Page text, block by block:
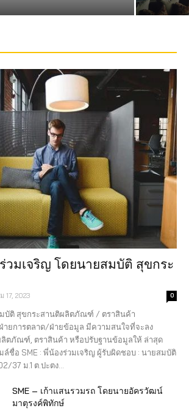
วมเจริญ โดยนายสมบัติ สุขกระ
17, 2023 0
บัติ สุขกระสานติผลิตภัณฑ์ / ตราสินค้า
ฝ่ายการตลาด/ฝ่ายข้อมูล มีความสนใจที่จะลง
ตภัณฑ์, ตราสินค้า หรือปรับฐานข้อมูลให้ ล่าสุด
ล์ชื่อ SME : พี่น้องร่วมเจริญ ผู้รับผิดชอบ : นายสมบัติ
37 ม.1 ต.ปะตง...
SME – เก้าแสนรวมรถ โดยนายอัครวัฒน์
มาตุรงค์พิทักษ์